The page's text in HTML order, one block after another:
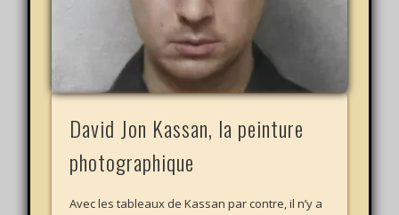
David Jon Kassan, la peinture
photographique
Avec les tableaux de Kassan par contre, il n’y a